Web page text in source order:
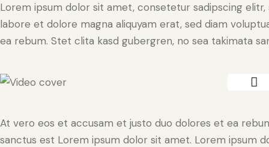
Lorem ipsum dolor sit amet, consetetur sadipscing
labore et dolore magna aliquyam erat, sed diam
ea rebum. Stet clita kasd gubergren, no sea takimata
At vero eos et accusam et justo duo dolores et ea
sanctus est Lorem ipsum dolor sit amet. Lorem ipsum